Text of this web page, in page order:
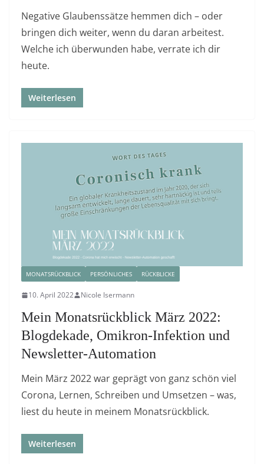
Negative Glaubenssätze hemmen dich – oder
bringen dich weiter, wenn du daran arbeitest.
Welche ich überwunden habe, verrate ich dir
heute.
Weiterlesen
MONATSRÜCKBLICK PERSÖNLICHES RÜCKBLICKE
10. April 2022 Nicole Isermann
Mein Monatsrückblick März 2022:
Blogdekade, Omikron-Infektion und
Newsletter-Automation
Mein März 2022 war geprägt von ganz schön viel
Corona, Lernen, Schreiben und Umsetzen – was,
liest du heute in meinem Monatsrückblick.
Weiterlesen